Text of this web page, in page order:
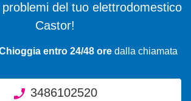
del tuo elettrodomestico
Castor!
entro 24/48 oredalla chiamata
3486102520